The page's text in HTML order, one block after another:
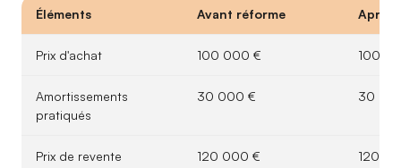
Éléments Avant réforme Après
Prix d'achat 100 000 € 100
Amortissements
pratiqués
30 000 € 30
Prix de revente 120 000 € 120